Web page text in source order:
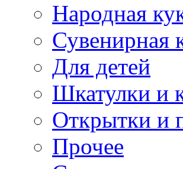
Народная
Сувенирная
Для детей
Шкатулки и
Открытки и
Прочее